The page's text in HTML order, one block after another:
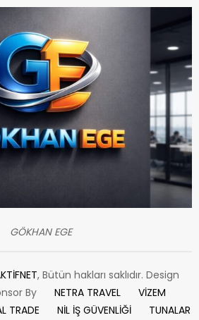
GÖKHAN EGE
, Bütün hakları saklıdır. Design
By NETRA TRAVEL
VİZEM
TRADE NİL İŞ GÜVENLİĞİ
TUNALAR